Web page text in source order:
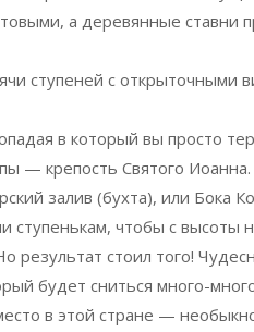
а деревянные ставни
ступеней с открыточными
в который вы просто
— крепость Святого Иоанна.
залив (бухта), или Бока
ступенькам, чтобы с высоты
результат стоил того!
будет сниться много-
в этой стране —